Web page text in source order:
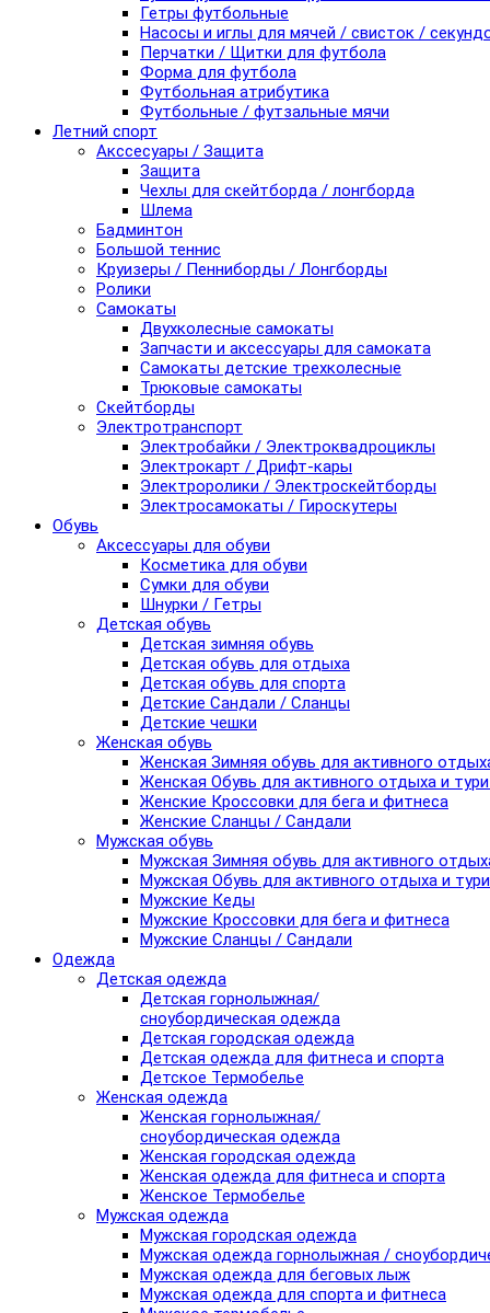
Гетры футбольные
Насосы и иглы для мячей / свисток /
Перчатки / Щитки для футбола
Форма для футбола
Футбольная атрибутика
Футбольные / футзальные мячи
Летний спорт
Акссесуары / Защита
Защита
Чехлы для скейтборда / лонгборда
Шлема
Бадминтон
Большой теннис
Круизеры / Пенниборды / Лонгборды
Ролики
Самокаты
Двухколесные самокаты
Запчасти и аксессуары для самоката
Самокаты детские трехколесные
Трюковые самокаты
Скейтборды
Электротранспорт
Электробайки / Электроквадроциклы
Электрокарт / Дрифт-кары
Электроролики / Электроскейтборды
Электросамокаты / Гироскутеры
Обувь
Аксессуары для обуви
Косметика для обуви
Сумки для обуви
Шнурки / Гетры
Детская обувь
Детская зимняя обувь
Детская обувь для отдыха
Детская обувь для спорта
Детские Сандали / Сланцы
Детские чешки
Женская обувь
Женская Зимняя обувь для активного
Женская Обувь для активного отдыха и
Женские Кроссовки для бега и фитнеса
Женские Сланцы / Сандали
Мужская обувь
Мужская Зимняя обувь для активного
Мужская Обувь для активного отдыха и
Мужские Кеды
Мужские Кроссовки для бега и фитнеса
Мужские Сланцы / Сандали
Одежда
Детская одежда
Детская горнолыжная/
сноубордическая одежда
Детская городская одежда
Детская одежда для фитнеса и спорта
Детское Термобелье
Женская одежда
Женская горнолыжная/
сноубордическая одежда
Женская городская одежда
Женская одежда для фитнеса и спорта
Женское Термобелье
Мужская одежда
Мужская городская одежда
Мужская одежда горнолыжная /
Мужская одежда для беговых лыж
Мужская одежда для спорта и фитнеса